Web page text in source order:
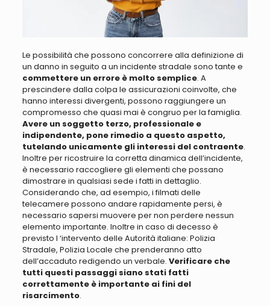
Le possibilità che possono concorrere alla definizione di
un danno in seguito a un incidente stradale sono tante e
commettere un errore è molto semplice. A
prescindere dalla colpa le assicurazioni coinvolte, che
hanno interessi divergenti, possono raggiungere un
compromesso che quasi mai è congruo per la famiglia.
Avere un soggetto terzo, professionale e
indipendente, pone rimedio a questo aspetto,
tutelando unicamente gli interessi del contraente.
Inoltre per ricostruire la corretta dinamica dell’incidente,
è necessario raccogliere gli elementi che possano
dimostrare in qualsiasi sede i fatti in dettaglio.
Considerando che, ad esempio, i filmati delle
telecamere possono andare rapidamente persi, è
necessario sapersi muovere per non perdere nessun
elemento importante. Inoltre in caso di decesso è
previsto l ‘intervento delle Autorità italiane: Polizia
Stradale, Polizia Locale che prenderanno atto
dell’accaduto redigendo un verbale. Verificare che
tutti questi passaggi siano stati fatti
correttamente è importante ai fini del
risarcimento.